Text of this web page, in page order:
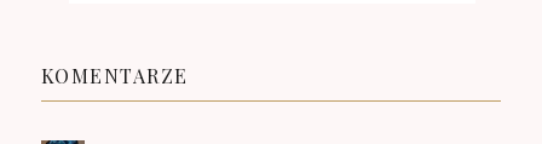
KOMENTARZE